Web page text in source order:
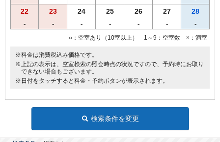
・基本プランと同額でご予約いただきます。
■全プラン共通サービス
■ウェルカムドリンクとしてワシントンＲ＆Ｂオリジナル
■全室インターネット回線接続可能（Wi-Fi・有線LAN）
■全客室に高級マットレス（エアウィーヴ製マットレス）設置
22
-
23
-
24
-
25
-
26
-
27
-
28
-
○：空室あり（10室以上） 1～9：空室数 ×：満室
※料金は消費税込み価格です。
※上記の表示は、空室検索の照会時点の状況ですので、予約時にお取り
できない場合もございます。
※日付をタッチすると料金・予約ボタンが表示されます。
検索条件を変更